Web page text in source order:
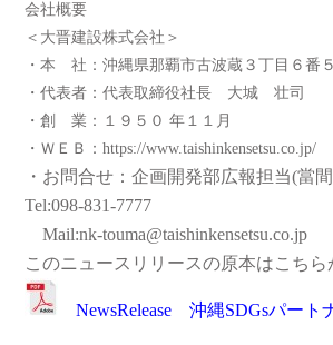
会社概要
＜大晋建設株式会社＞
・本 社：沖縄県那覇市古波蔵３丁目６番
・代表者：代表取締役社長 大城 壮司
・創 業：１９５０ 年１１月
・ＷＥＢ：https://www.taishinkensetsu.co.jp/
・お問合せ：企画開発部広報担当(當間
Tel:098-831-7777
Mail:nk-touma@taishinkensetsu.co.jp
このニュースリリースの原本はこちら
NewsRelease 沖縄SDGsパート